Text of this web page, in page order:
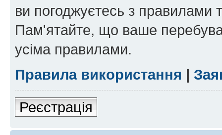
ви погоджуєтесь з правилами
Пам'ятайте, що ваше
усіма правилами.
Правила використання |
Реєстрація